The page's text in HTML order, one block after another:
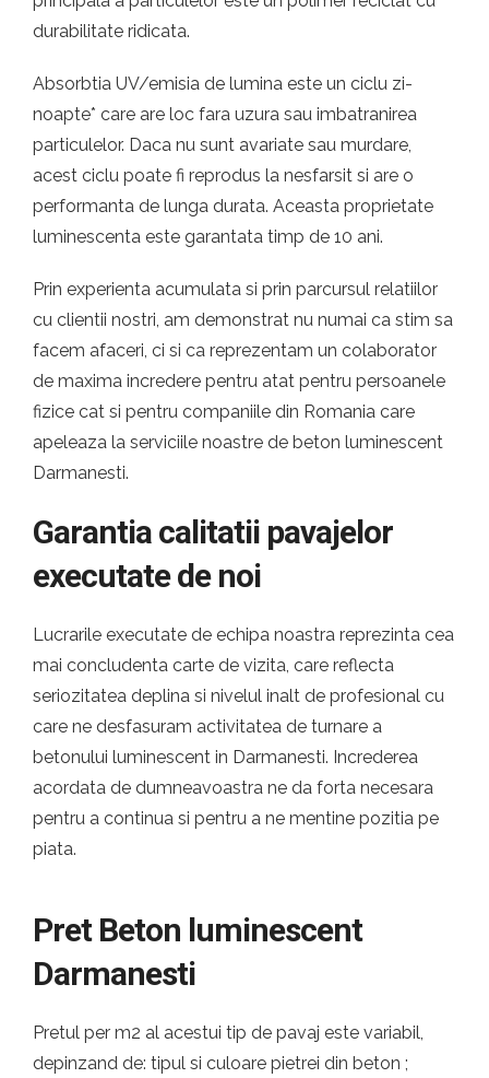
durabilitate ridicata.
Absorbtia UV/emisia de lumina este un ciclu zi-
noapte* care are loc fara uzura sau imbatranirea
particulelor. Daca nu sunt avariate sau murdare,
acest ciclu poate fi reprodus la nesfarsit si are o
performanta de lunga durata. Aceasta proprietate
luminescenta este garantata timp de 10 ani.
Prin experienta acumulata si prin parcursul relatiilor
cu clientii nostri, am demonstrat nu numai ca stim sa
facem afaceri, ci si ca reprezentam un colaborator
de maxima incredere pentru atat pentru persoanele
fizice cat si pentru companiile din Romania care
apeleaza la serviciile noastre de beton luminescent
Darmanesti.
Garantia calitatii pavajelor
executate de noi
Lucrarile executate de echipa noastra reprezinta cea
mai concludenta carte de vizita, care reflecta
seriozitatea deplina si nivelul inalt de profesional cu
care ne desfasuram activitatea de turnare a
betonului luminescent in Darmanesti. Increderea
acordata de dumneavoastra ne da forta necesara
pentru a continua si pentru a ne mentine pozitia pe
piata.
Pret Beton luminescent
Darmanesti
Pretul per m2 al acestui tip de pavaj este variabil,
depinzand de: tipul si culoare pietrei din beton ;